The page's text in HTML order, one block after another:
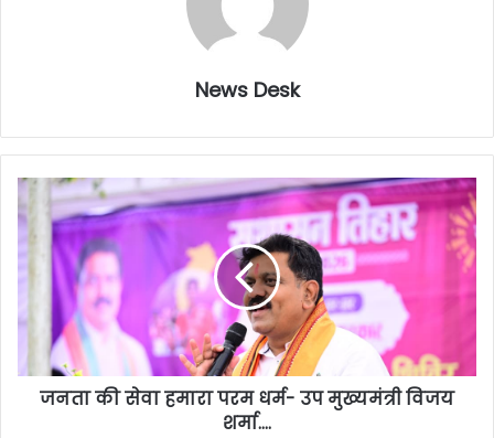
News Desk
जनता की सेवा हमारा परम धर्म- उप मुख्यमंत्री विजय
शर्मा….